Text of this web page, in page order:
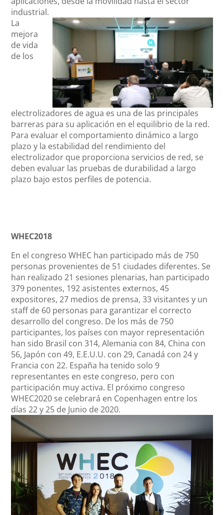
industrial.
La
mejora
de vida
de los
electrolizadores de agua es una de las principales
barreras para su aplicación en el equilibrio de la red.
Para evaluar el comportamiento dinámico a largo
plazo y la estabilidad del rendimiento del
electrolizador que proporciona servicios de red, se
deben evaluar las pruebas de durabilidad a largo
plazo bajo estos perfiles de potencia.
WHEC2018
En el congreso WHEC han participado más de 750
personas provenientes de 51 ciudades diferentes. Se
han realizado 21 sesiones plenarias, han participado
379 ponentes, 192 asistentes externos, 45
expositores, 27 medios de prensa, 33 visitantes y un
staff de 60 personas para garantizar el correcto
desarrollo del congreso. De los más de 750
participantes, los países con mayor representación
han sido Brasil con 314, Alemania con 84, China con
56, Japón con 49, E.E.U.U. con 29, Canadá con 24 y
Francia con 22. España ha tenido solo 9
representantes en este congreso, pero con
participación muy activa. El próximo congreso
WHEC2020 se celebrará en Copenhagen entre los
días 22 y 25 de Junio de 2020.